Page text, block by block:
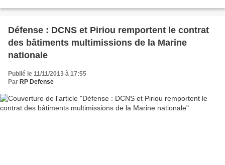
Défense : DCNS et Piriou remportent le contrat
des bâtiments multimissions de la Marine
nationale
Publié le 11/11/2013 à 17:55
Par RP Defense